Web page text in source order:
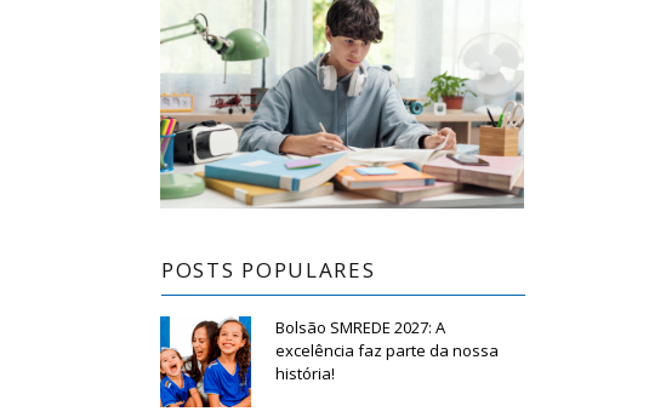
POSTS POPULARES
Bolsão SMREDE 2027: A
excelência faz parte da nossa
história!